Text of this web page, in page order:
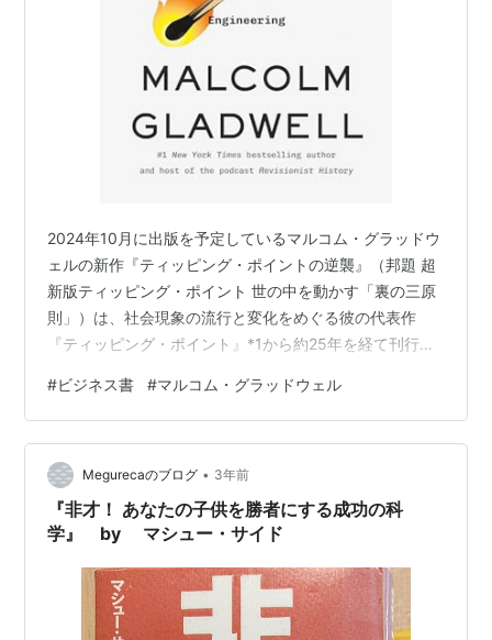
2024年10月に出版を予定しているマルコム・グラッドウ
ェルの新作『ティッピング・ポイントの逆襲』（邦題 超
新版ティッピング・ポイント 世の中を動かす「裏の三原
則」）は、社会現象の流行と変化をめぐる彼の代表作
『ティッピング・ポイント』*1から約25年を経て刊行さ
半世紀にわたって学び取った教訓を活かし、時代の変化
に合わせて「ティッピング・ポイント」の概念を深化さ
せ、新たな視点から社会変革のメカニズムを探求してい
る。 『ティッピング・ポイント』が発表された当時、そ
の鮮烈な洞察力と具体的な事例分析によって、多くの読
者を魅了した。グラッドウェルは、一見…
#ビジネス書 #マルコム・グラッドウェル
Megurecaのブログ • 3年前
『非才！ あなたの子供を勝者にする成功の科
学』 by マシュー・サイド